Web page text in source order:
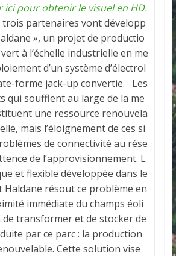
ici pour obtenir le visuel en HD.
trois partenaires vont développ
», un projet de productio
à l’échelle industrielle en me
d’un système d’électrol
forme jack-up convertie. Les
qui soufflent au large de la me
une ressource renouvela
mais l’éloignement de ces si
de connectivité au rése
de l’approvisionnement. L
et flexible développée dans le
Haldane résout ce problème en
immédiate du champs éoli
de transformer et de stocker de
par ce parc : la production
Cette solution vise